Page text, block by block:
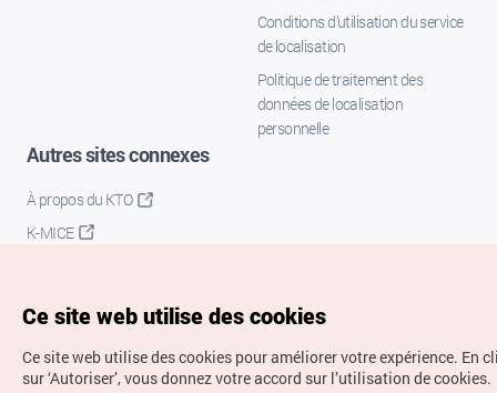
Conditions d’utilisation du service
de localisation
Politique de traitement des
données de localisation
personnelle
Autres sites connexes
À propos du KTO
K-MICE
Ce site web utilise des cookies
Ce site web utilise des cookies pour améliorer votre expérience. En
sur ‘Autoriser’, vous donnez votre accord sur l’utilisation de cookies.